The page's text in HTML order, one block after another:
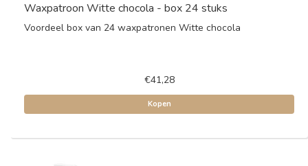
Waxpatroon Witte chocola - box 24 stuks
Voordeel box van 24 waxpatronen Witte chocola
€41,28
Kopen